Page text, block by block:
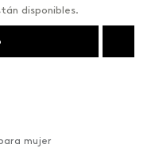
disponibles.
mujer